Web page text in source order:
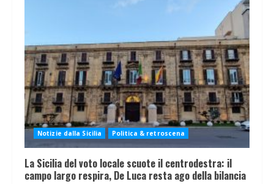
Notizie dalla Sicilia Politica & retroscena
La Sicilia del voto locale scuote il centrodestra: il
campo largo respira, De Luca resta ago della bilancia